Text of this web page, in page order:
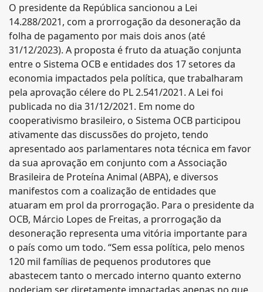
O presidente da República sancionou a Lei
14.288/2021, com a prorrogação da desoneração da
folha de pagamento por mais dois anos (até
31/12/2023). A proposta é fruto da atuação conjunta
entre o Sistema OCB e entidades dos 17 setores da
economia impactados pela política, que trabalharam
pela aprovação célere do PL 2.541/2021. A Lei foi
publicada no dia 31/12/2021. Em nome do
cooperativismo brasileiro, o Sistema OCB participou
ativamente das discussões do projeto, tendo
apresentado aos parlamentares nota técnica em favor
da sua aprovação em conjunto com a Associação
Brasileira de Proteína Animal (ABPA), e diversos
manifestos com a coalização de entidades que
atuaram em prol da prorrogação. Para o presidente da
OCB, Márcio Lopes de Freitas, a prorrogação da
desoneração representa uma vitória importante para
o país como um todo. “Sem essa política, pelo menos
120 mil famílias de pequenos produtores que
abastecem tanto o mercado interno quanto externo